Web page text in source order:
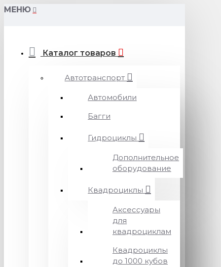
МЕНЮ
Каталог товаров
Автотранспорт
Автомобили
Багги
Гидроциклы
Дополнительное
оборудование
Квадроциклы
Аксессуары
для
квадроциклам
Квадроциклы
до 1000 кубов